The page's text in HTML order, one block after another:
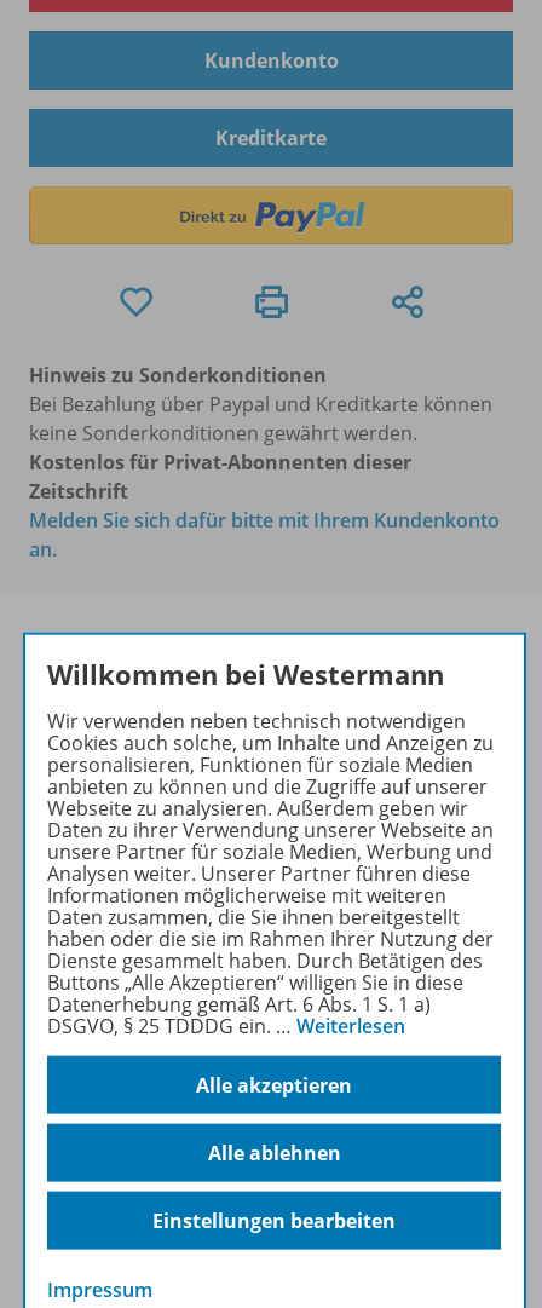
Kundenkonto
Kreditkarte
Hinweis zu Sonderkonditionen
Bei Bezahlung über Paypal und Kreditkarte können
keine Sonderkonditionen gewährt werden.
Kostenlos für Privat-Abonnenten dieser
Zeitschrift
Melden Sie sich dafür bitte mit Ihrem Kundenkonto
an.
Die führende Zeitschrift für
die Unterrichtspraxis!
Ihr Wegweiser zu den
wichtigsten Seiten von PRAXIS
GEOGRAPHIE:
zu den Abo-Angeboten
zum Zeitschriftenkiosk
zum Online-Archiv
Mehr zur Zeitschrift
Informationen
Beschreibung
Willkommen bei Westermann
Wir verwenden neben technisch notwendigen
Cookies auch solche, um Inhalte und Anzeigen zu
personalisieren, Funktionen für soziale Medien
anbieten zu können und die Zugriffe auf unserer
Webseite zu analysieren. Außerdem geben wir
Daten zu ihrer Verwendung unserer Webseite an
unsere Partner für soziale Medien, Werbung und
Analysen weiter. Unserer Partner führen diese
Informationen möglicherweise mit weiteren
Daten zusammen, die Sie ihnen bereitgestellt
haben oder die sie im Rahmen Ihrer Nutzung der
Dienste gesammelt haben. Durch Betätigen des
Buttons „Alle Akzeptieren“ willigen Sie in diese
Datenerhebung gemäß Art. 6 Abs. 1 S. 1 a)
DSGVO, § 25 TDDDG ein. … Weiterlesen
Alle akzeptieren
Alle ablehnen
Einstellungen bearbeiten
Impressum